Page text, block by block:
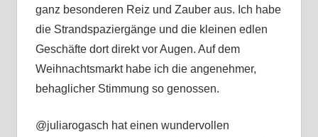
ganz besonderen Reiz und Zauber aus. Ich habe
die Strandspaziergänge und die kleinen edlen
Geschäfte dort direkt vor Augen. Auf dem
Weihnachtsmarkt habe ich die angenehmer,
behaglicher Stimmung so genossen.
@juliarogasch hat einen wundervollen